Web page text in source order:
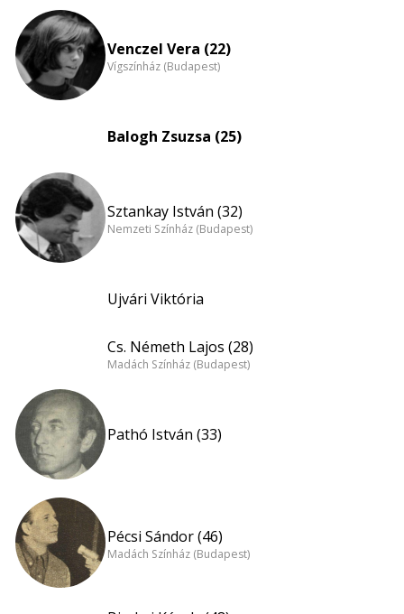
Venczel Vera (22)
Vígszínház (Budapest)
Balogh Zsuzsa (25)
Sztankay István (32)
Nemzeti Színház (Budapest)
Ujvári Viktória
Cs. Németh Lajos (28)
Madách Színház (Budapest)
Pathó István (33)
Pécsi Sándor (46)
Madách Színház (Budapest)